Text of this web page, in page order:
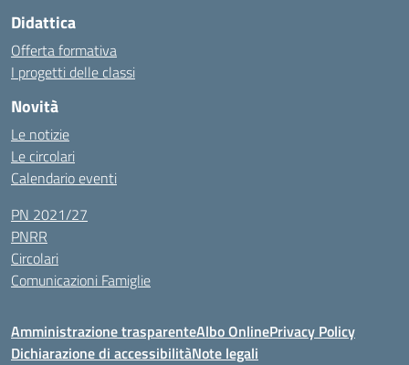
Didattica
Offerta formativa
I progetti delle classi
Novità
Le notizie
Le circolari
Calendario eventi
PN 2021/27
PNRR
Circolari
Comunicazioni Famiglie
Amministrazione trasparenteAlbo OnlinePrivacy Policy
Dichiarazione di accessibilitàNote legali